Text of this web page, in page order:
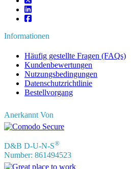
Informationen
Häufig gestellte Fragen (FAQs)
Kundenbewertungen
Nutzungsbedingungen
Datenschutzrichtlinie
Bestellvorgang
Anerkannt Von
D&B D-U-N-S®
Number: 861494523